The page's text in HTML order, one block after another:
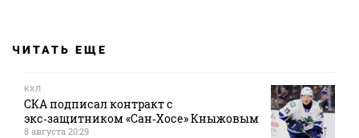
ЧИТАТЬ ЕЩЕ
КХЛ
СКА подписал контракт с
экс‑защитником «Сан‑Хосе» Кныжовым
8 августа 20:29